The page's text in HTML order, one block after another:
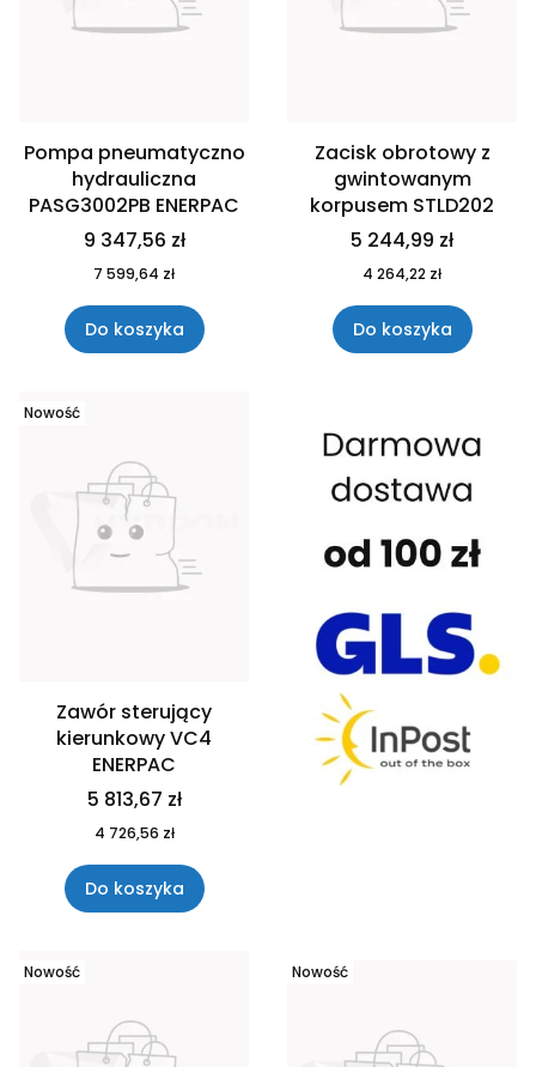
Pompa pneumatyczno
hydrauliczna
PASG3002PB ENERPAC
9 347,56 zł
7 599,64 zł
Do koszyka
Zacisk obrotowy z
gwintowanym
korpusem STLD202
5 244,99 zł
4 264,22 zł
Do koszyka
Nowość
Zawór sterujący
kierunkowy VC4
ENERPAC
5 813,67 zł
4 726,56 zł
Do koszyka
Nowość Nowość